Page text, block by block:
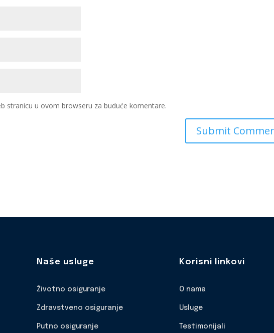
stranicu u ovom browseru za buduće komentare.
Naše usluge
Životno osiguranje
Zdravstveno osiguranje
Putno osiguranje
Korisni linkovi
O nama
Usluge
Testimonijali